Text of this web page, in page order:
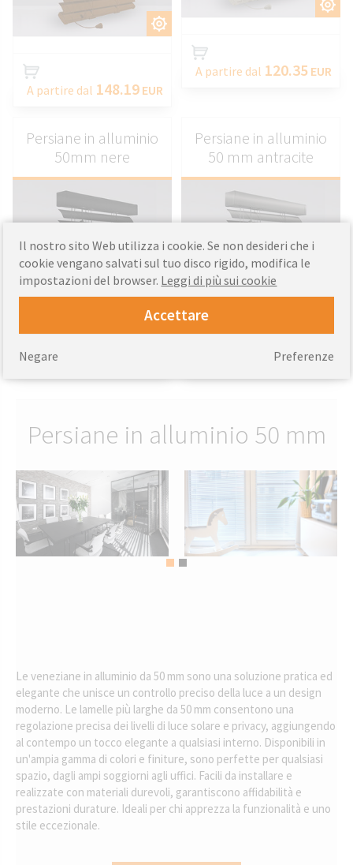
PERSONALIZZARE
A partire dal 148.19 EUR
PERSONALIZZARE
A partire dal 120.35 EUR
PERSONALIZZARE
Persiane in alluminio
50mm nere
A partire dal
PERSONALIZZARE
Persiane in alluminio
50 mm antracite
107.59EUR
Persiane in alluminio 50 mm
Le veneziane in alluminio da 50 mm sono una soluzione pratica ed
elegante che unisce un controllo preciso della luce a un design
moderno. Le lamelle più larghe da 50 mm consentono una
regolazione precisa dei livelli di luce solare e privacy, aggiungendo
al contempo un tocco elegante a qualsiasi interno. Disponibili in
un'ampia gamma di colori e finiture, sono perfette per qualsiasi
spazio, dagli ampi soggiorni agli uffici. Facili da installare e
realizzate con materiali durevoli, garantiscono affidabilità e
prestazioni durature. Ideali per chi apprezza la funzionalità e uno
stile eccezionale.
Il nostro sito Web utilizza i cookie. Se non desideri che i
cookie vengano salvati sul tuo disco rigido, modifica le
impostazioni del browser. Leggi di più sui cookie
Accettare
Preferenze
Negare